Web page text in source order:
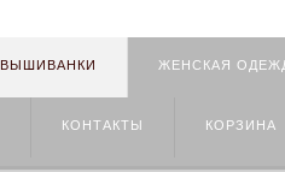
ВЫШИВАНКИ ЖЕНСКАЯ
КОНТАКТЫ КОРЗИНА